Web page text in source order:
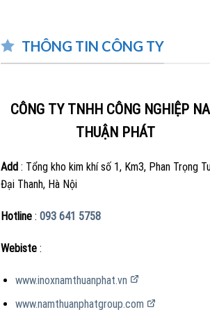
THÔNG TIN CÔNG TY
CÔNG TY TNHH CÔNG NGHIỆP
THUẬN PHÁT
Add : Tổng kho kim khí số 1, Km3, Phan Trọng
Đại Thanh, Hà Nội
Hotline : 093 641 5758
Webiste :
www.inoxnamthuanphat.vn
www.namthuanphatgroup.com